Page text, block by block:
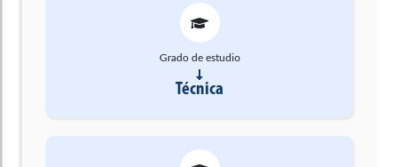
Grado de estudio
Técnica